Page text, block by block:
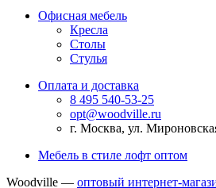
Офисная мебель
Кресла
Столы
Стулья
Оплата и доставка
8 495 540-53-25
opt@woodville.ru
г. Москва, ул.
Мебель в стиле лофт оптом
Woodville — оптовый интернет-